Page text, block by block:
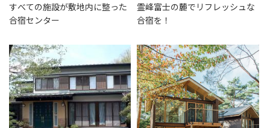
すべての施設が敷地内に整った
合宿センター
霊峰富士の麓でリフレッシュな
合宿を！